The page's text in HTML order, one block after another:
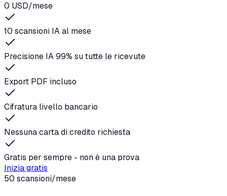
0 USD/mese
10 scansioni IA al mese
Precisione IA 99% su tutte le ricevute
Export PDF incluso
Cifratura livello bancario
Nessuna carta di credito richiesta
Gratis per sempre - non è una prova
Inizia gratis
50 scansioni/mese